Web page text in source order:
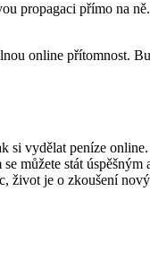
propagaci přímo na
online přítomnost.
si vydělat peníze
stát
je o zkoušení